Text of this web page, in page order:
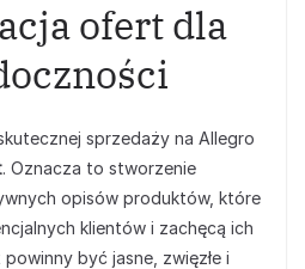
ofert dla
sprzedaży na Allegro
. Oznacza to stworzenie
opisów produktów, które
klientów i zachęcą ich
być jasne, zwięzłe i